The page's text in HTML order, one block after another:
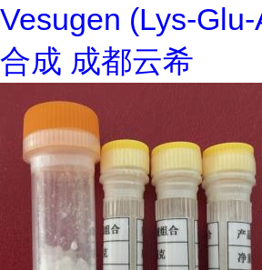
Vesugen (Lys-
合成 成都云希